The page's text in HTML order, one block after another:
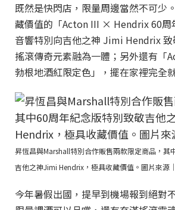
既然是快閃店，限量周邊當然不可少
藏價值的「Acton III × Hendrix 60周
音響特別向吉他之神 Jimi Hendrix
搖滾傳奇元素融為一體；另外還有「
勃根地酒紅限定色」，擺在家裡完全
昇恆昌與Marshall特別合作販售兩款限定商品，其
吉他之神Jimi Hendrix，極具收藏價值。圖片來源
今年暑假出國，提早到機場報到絕對